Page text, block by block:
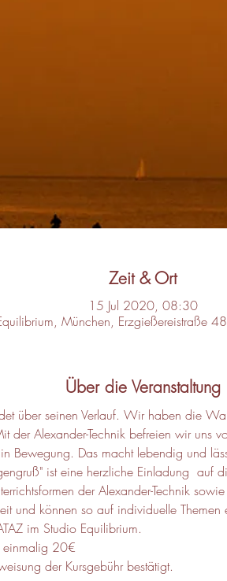
Zeit & Ort
15 Jul 2020, 08:30
München, Erzgießereistraße
Über die Veranstaltung
über seinen Verlauf. Wir haben die
der Alexander-Technik befreien wir uns
Bewegung. Das macht lebendig und
ist eine herzliche Einladung  auf
der Alexander-Technik
und können so auf individuelle
im Studio Equilibrium.
einmalig 20€
der Kursgebühr bestätigt.